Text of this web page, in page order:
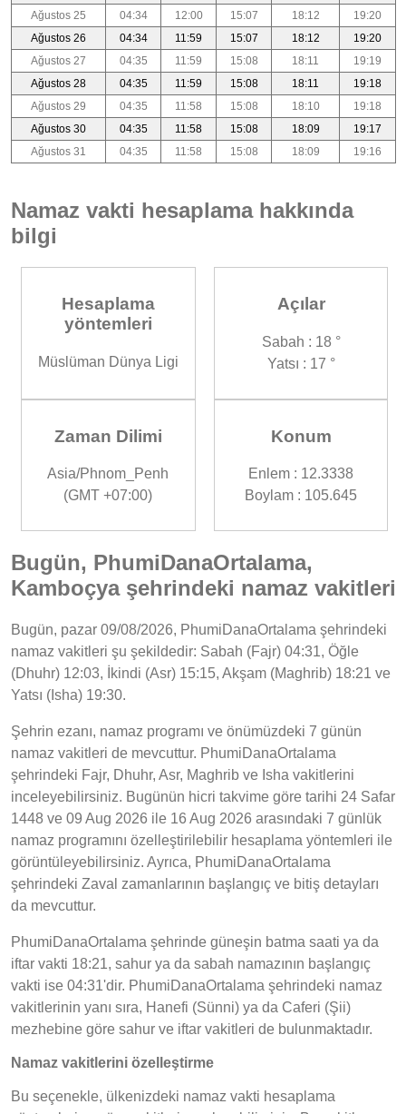
Ağustos 25
04:34 12:00 15:07 18:12
19:20
Ağustos 26
04:34 11:59 15:07 18:12
19:20
Ağustos 27
04:35 11:59 15:08 18:11
19:19
Ağustos 28
04:35 11:59 15:08 18:11
19:18
Ağustos 29
04:35 11:58 15:08 18:10
19:18
Ağustos 30
04:35 11:58 15:08 18:09
19:17
Ağustos 31
04:35 11:58 15:08 18:09 19:16
Namaz vakti hesaplama hakkında
bilgi
Hesaplama
yöntemleri
Müslüman Dünya Ligi
Açılar
Sabah : 18 °
Yatsı : 17 °
Zaman Dilimi
Asia/Phnom_Penh
(GMT +07:00)
Konum
Enlem : 12.3338
Boylam : 105.645
Bugün, PhumiDanaOrtalama,
Kamboçya şehrindeki namaz vakitleri
Bugün, pazar 09/08/2026, PhumiDanaOrtalama şehrindeki
namaz vakitleri şu şekildedir: Sabah (Fajr) 04:31, Öğle
(Dhuhr) 12:03, İkindi (Asr) 15:15, Akşam (Maghrib) 18:21 ve
Yatsı (Isha) 19:30.
Şehrin ezanı, namaz programı ve önümüzdeki 7 günün
namaz vakitleri de mevcuttur. PhumiDanaOrtalama
şehrindeki Fajr, Dhuhr, Asr, Maghrib ve Isha vakitlerini
inceleyebilirsiniz. Bugünün hicri takvime göre tarihi 24 Safar
1448 ve 09 Aug 2026 ile 16 Aug 2026 arasındaki 7 günlük
namaz programını özelleştirilebilir hesaplama yöntemleri ile
görüntüleyebilirsiniz. Ayrıca, PhumiDanaOrtalama
şehrindeki Zaval zamanlarının başlangıç ve bitiş detayları
da mevcuttur.
PhumiDanaOrtalama şehrinde güneşin batma saati ya da
iftar vakti 18:21, sahur ya da sabah namazının başlangıç
vakti ise 04:31'dir. PhumiDanaOrtalama şehrindeki namaz
vakitlerinin yanı sıra, Hanefi (Sünni) ya da Caferi (Şii)
mezhebine göre sahur ve iftar vakitleri de bulunmaktadır.
Namaz vakitlerini özelleştirme
Bu seçenekle, ülkenizdeki namaz vakti hesaplama